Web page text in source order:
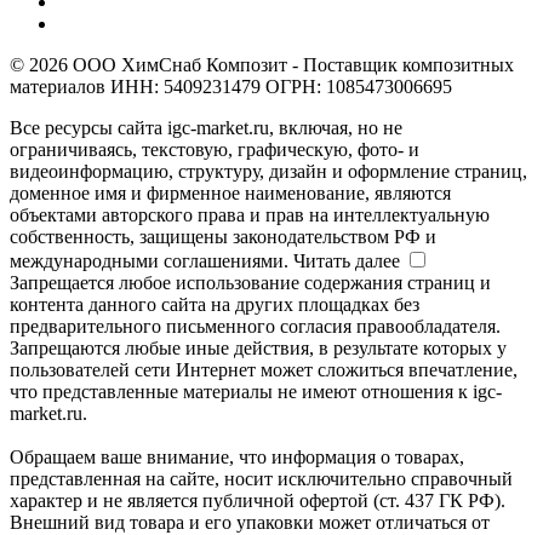
© 2026 ООО ХимСнаб Композит - Поставщик композитных
материалов ИНН: 5409231479 ОГРН: 1085473006695
Все ресурсы сайта igc-market.ru, включая, но не
ограничиваясь, текстовую, графическую, фото- и
видеоинформацию, структуру, дизайн и оформление страниц,
доменное имя и фирменное наименование, являются
объектами авторского права и прав на интеллектуальную
собственность, защищены законодательством РФ и
международными соглашениями. Читать далее
Запрещается любое использование содержания страниц и
контента данного сайта на других площадках без
предварительного письменного согласия правообладателя.
Запрещаются любые иные действия, в результате которых у
пользователей сети Интернет может сложиться впечатление,
что представленные материалы не имеют отношения к igc-
market.ru.
Обращаем ваше внимание, что информация о товарах,
представленная на сайте, носит исключительно справочный
характер и не является публичной офертой (ст. 437 ГК РФ).
Внешний вид товара и его упаковки может отличаться от